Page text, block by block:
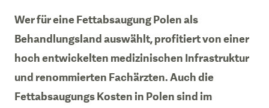
Wer für eine Fettabsaugung Polen als
Behandlungsland auswählt, profitiert von einer
hoch entwickelten medizinischen Infrastruktur
und renommierten Fachärzten. Auch die
Fettabsaugungs Kosten in Polen sind im